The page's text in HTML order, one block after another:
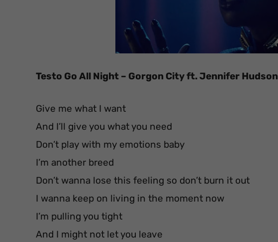
Testo Go All Night – Gorgon City ft. Jennifer Hudson
Give me what I want
And I’ll give you what you need
Don’t play with my emotions baby
I’m another breed
Don’t wanna lose this feeling so don’t burn it out
I wanna keep on living in the moment now
I’m pulling you tight
And I might not let you leave